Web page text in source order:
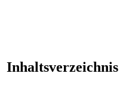
Inhaltsverzeichnis